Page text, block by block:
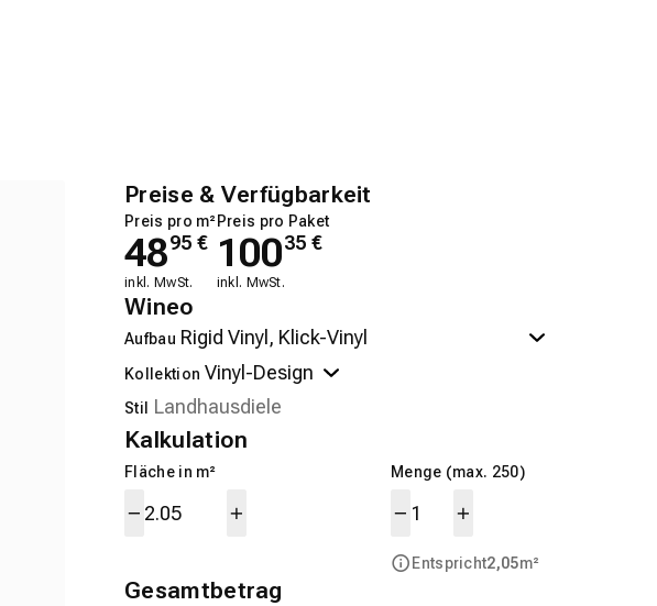
Preise & Verfügbarkeit
Preis pro m²
4895 €
inkl. MwSt.
Preis pro Paket
10035 €
inkl. MwSt.
Wineo
Aufbau
Kollektion
Stil
Kalkulation
Fläche in m² Menge (max. 250)
Entspricht2,05m²
Gesamtbetrag